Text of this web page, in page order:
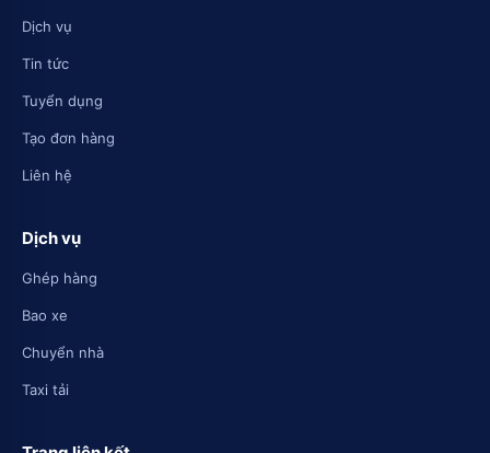
Dịch vụ
Tin tức
Tuyển dụng
Tạo đơn hàng
Liên hệ
Dịch vụ
Ghép hàng
Bao xe
Chuyển nhà
Taxi tải